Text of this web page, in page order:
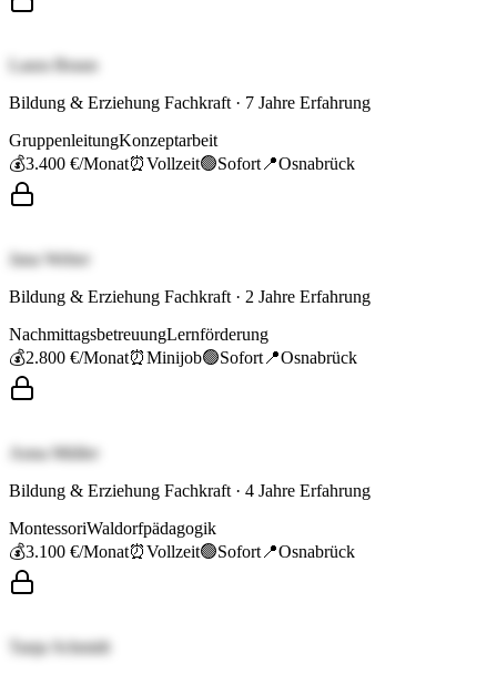
Laura Braun
Bildung & Erziehung Fachkraft · 7 Jahre Erfahrung
GruppenleitungKonzeptarbeit
💰3.400 €/Monat⏰Vollzeit🟢Sofort 📍Osnabrück
Jana Weber
Bildung & Erziehung Fachkraft · 2 Jahre Erfahrung
NachmittagsbetreuungLernförderung
💰2.800 €/Monat⏰Minijob🟢Sofort 📍Osnabrück
Anna Müller
Bildung & Erziehung Fachkraft · 4 Jahre Erfahrung
MontessoriWaldorfpädagogik
💰3.100 €/Monat⏰Vollzeit🟢Sofort 📍Osnabrück
Tanja Schmidt